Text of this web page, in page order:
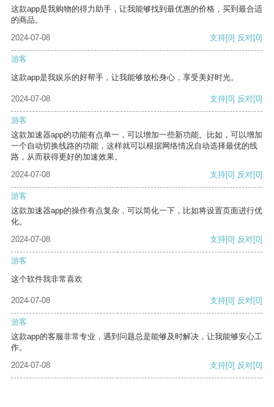
这款app是我购物的得力助手，让我能够找到最优惠的价格，买到最合适
的商品。
2024-07-08
支持[0] 反对[0]
游客
这款app是我娱乐的好帮手，让我能够放松身心，享受美好时光。
2024-07-08 支持[0] 反对[0]
游客
这款加速器app的功能有点单一，可以增加一些新功能。比如，可以增加
一个自动切换线路的功能，这样就可以根据网络情况自动选择最优的线
路，从而获得更好的加速效果。
2024-07-08
支持[0] 反对[0]
游客
这款加速器app的操作有点复杂，可以简化一下，比如将设置页面进行优
化。
2024-07-08
支持[0] 反对[0]
游客
这个软件我非常喜欢
2024-07-08 支持[0] 反对[0]
游客
这款app的客服非常专业，遇到问题总是能够及时解决，让我能够安心工
作。
2024-07-08
支持[0] 反对[0]